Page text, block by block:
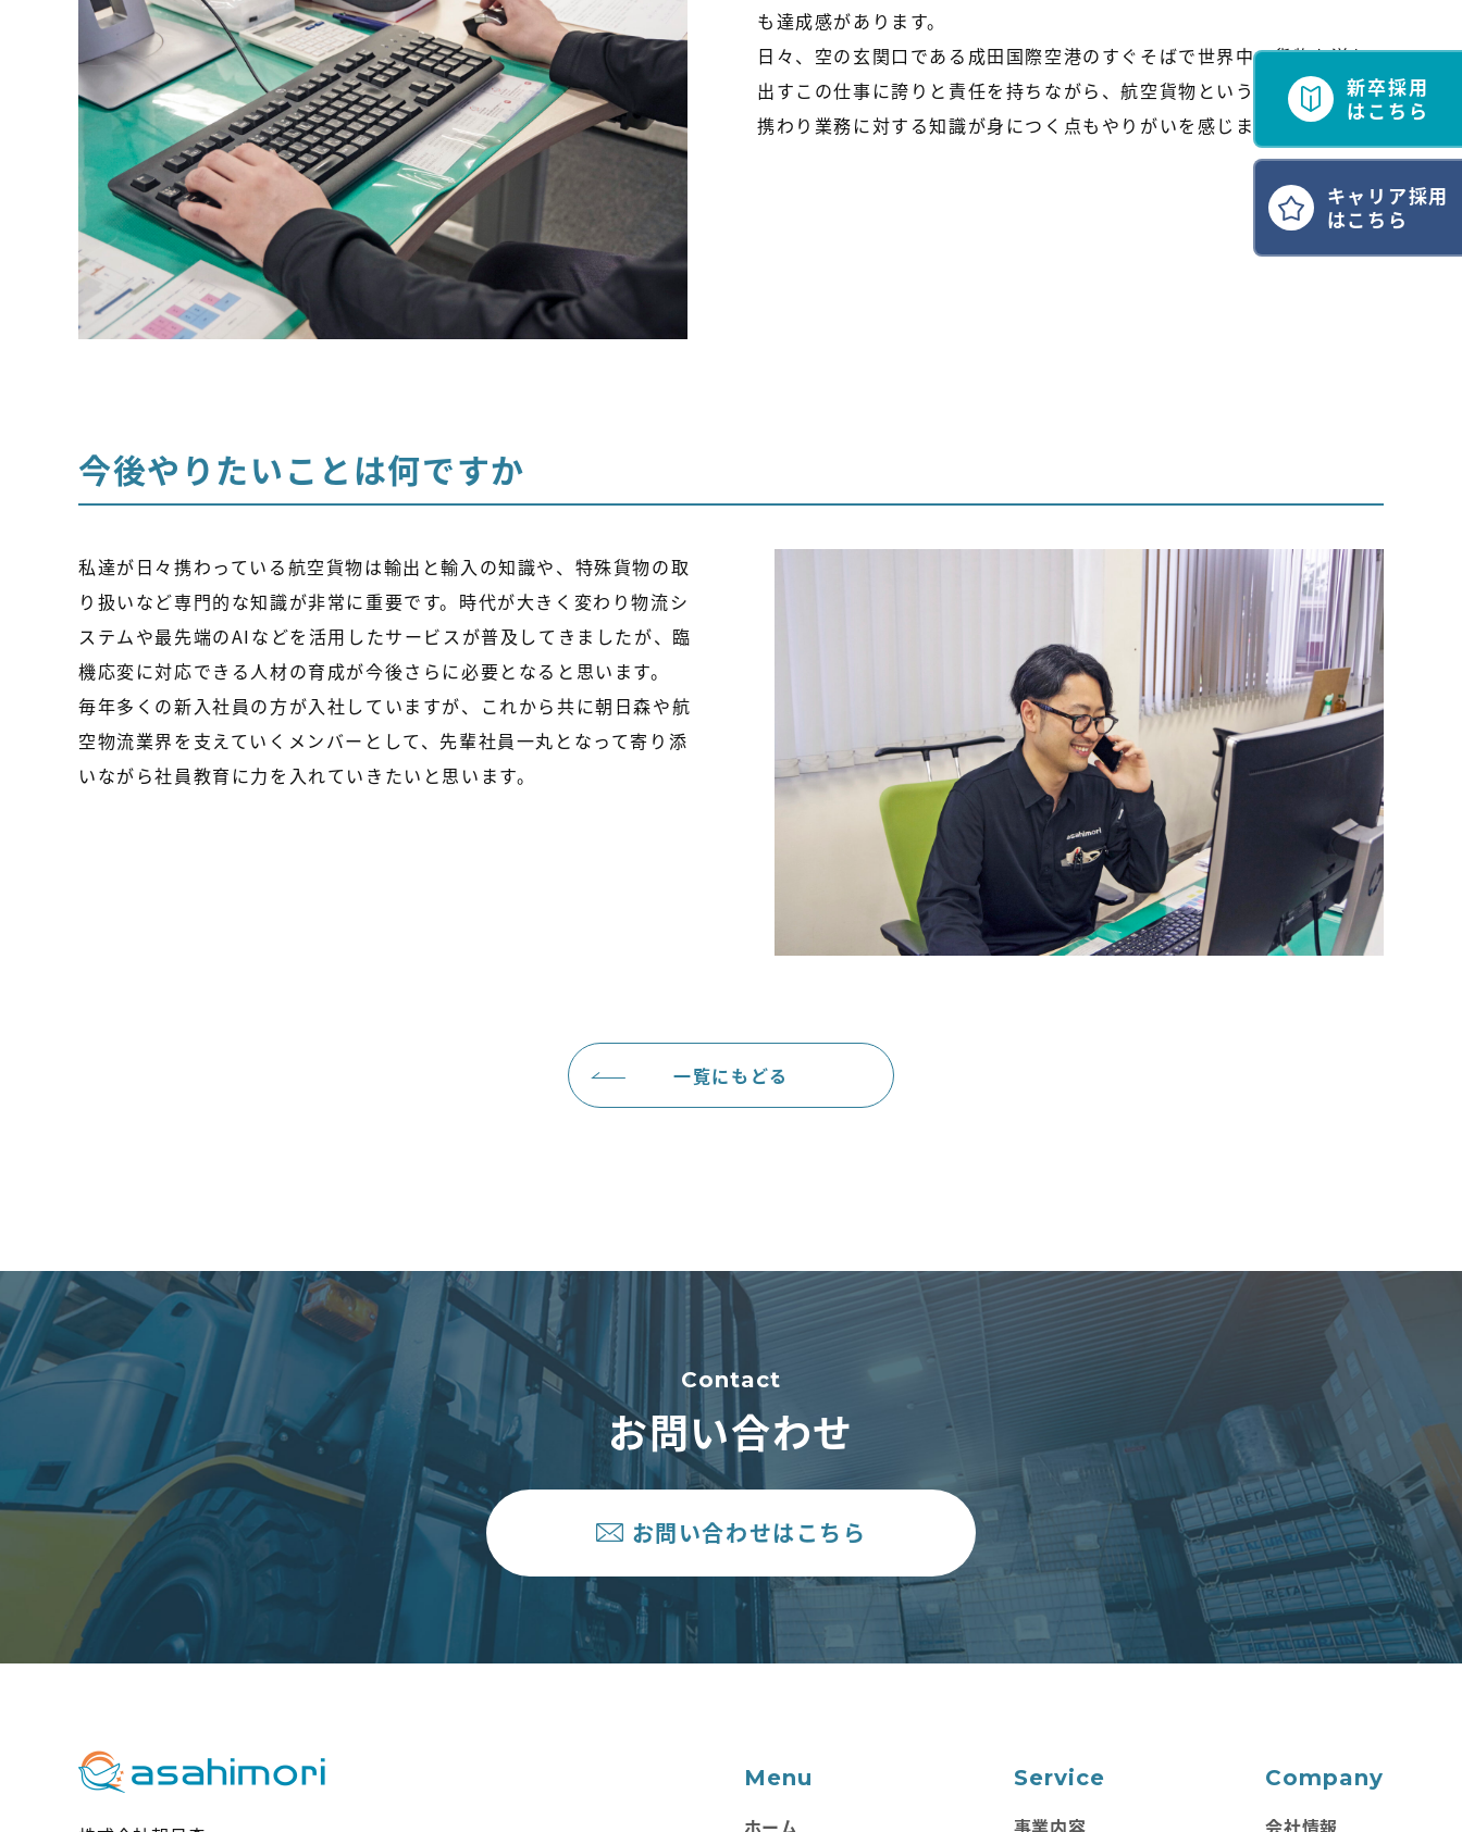
新卒採用
はこちら
キャリア採用
はこちら
も達成感があります。
日々、空の玄関口である成田国際空港のすぐそばで世界中へ貨物を送り
出すこの仕事に誇りと責任を持ちながら、航空貨物という特殊な物流に
携わり業務に対する知識が身につく点もやりがいを感じます。
今後やりたいことは何ですか
私達が日々携わっている航空貨物は輸出と輸入の知識や、特殊貨物の取
り扱いなど専門的な知識が非常に重要です。時代が大きく変わり物流シ
ステムや最先端のAIなどを活用したサービスが普及してきましたが、臨
機応変に対応できる人材の育成が今後さらに必要となると思います。
毎年多くの新入社員の方が入社していますが、これから共に朝日森や航
空物流業界を支えていくメンバーとして、先輩社員一丸となって寄り添
いながら社員教育に力を入れていきたいと思います。
一覧にもどる
Contact
お問い合わせ
お問い合わせはこちら
Menu
ホーム
Service
事業内容
Company
会社情報